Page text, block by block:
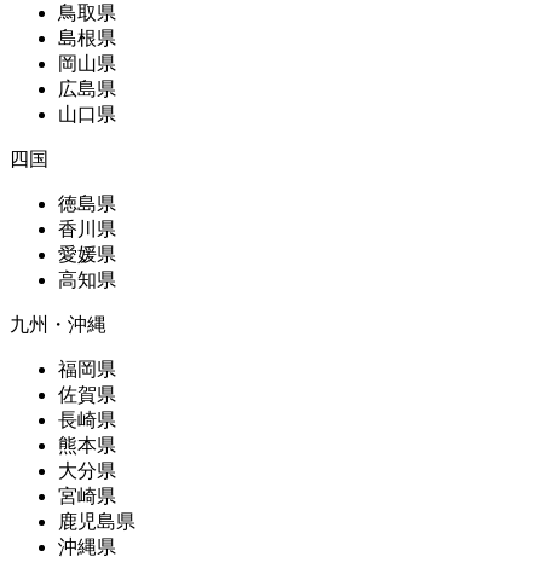
鳥取県
島根県
岡山県
広島県
山口県
四国
徳島県
香川県
愛媛県
高知県
九州・沖縄
福岡県
佐賀県
長崎県
熊本県
大分県
宮崎県
鹿児島県
沖縄県